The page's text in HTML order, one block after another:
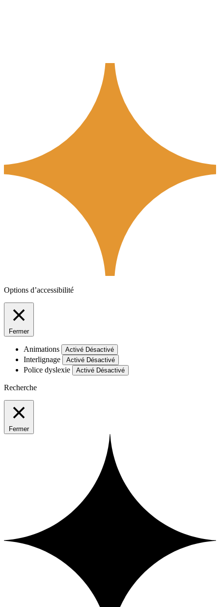
Options d’accessibilité
Fermer
Animations Activé Désactivé
Interlignage Activé Désactivé
Police dyslexie Activé Désactivé
Recherche
Fermer